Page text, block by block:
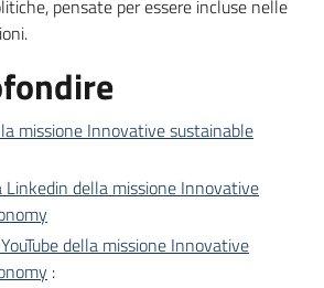
pensate per essere incluse nelle
missione Innovative sustainable
Linkedin della missione Innovative
della missione Innovative
: